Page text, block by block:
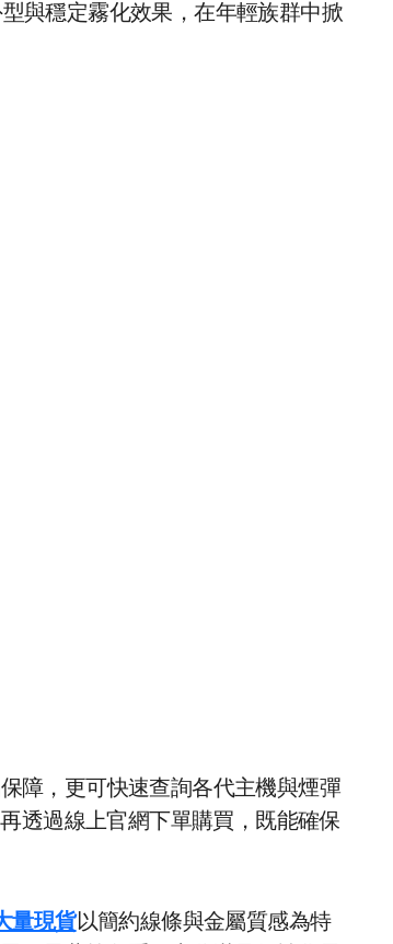
與穩定霧化效果，在年輕族群中掀
障，更可快速查詢各代主機與煙彈
透過線上官網下單購買，既能確保
量現貨以簡約線條與金屬質感為特